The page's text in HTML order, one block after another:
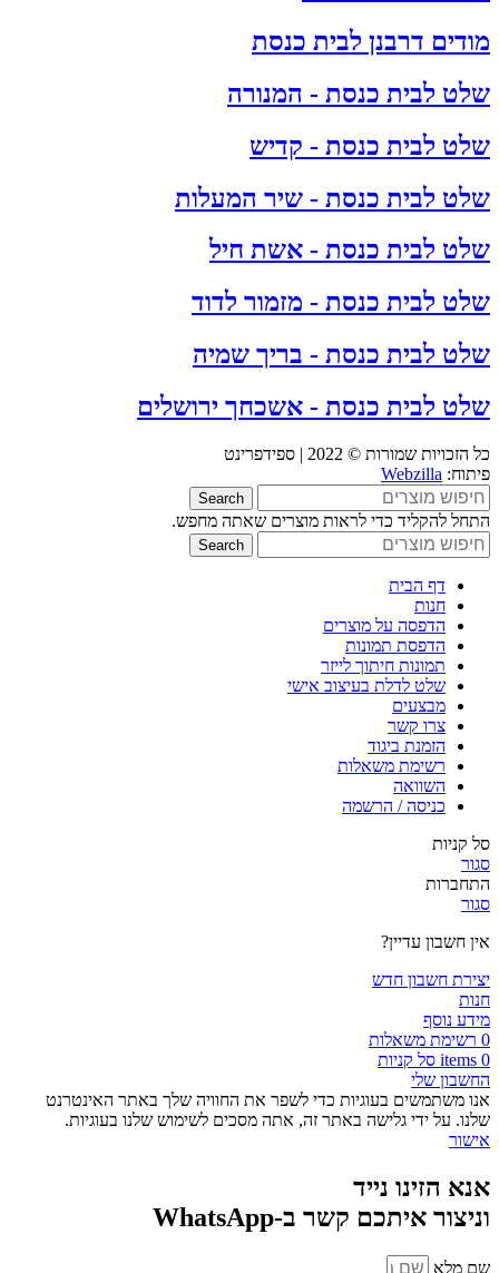
מודים דרבנן לבית כנסת
שלט לבית כנסת - המנורה
שלט לבית כנסת - קדיש
שלט לבית כנסת - שיר המעלות
שלט לבית כנסת - אשת חיל
שלט לבית כנסת - מזמור לדוד
שלט לבית כנסת - בריך שמיה
שלט לבית כנסת - אשכחך ירושלים
כל הזכויות שמורות © 2022 | ספידפרינט
פיתוח: Webzilla
Search
התחל להקליד כדי לראות מוצרים שאתה מחפש.
Search
דף הבית
חנות
הדפסה על מוצרים
הדפסת תמונות
תמונות חיתוך לייזר
שלט לדלת בעיצוב אישי
מבצעים
צרו קשר
הזמנת ביגוד
רשימת משאלות
השוואה
כניסה / הרשמה
סל קניות
סגור
התחברות
סגור
אין חשבון עדיין?
יצירת חשבון חדש
חנות
מידע נוסף
0 רשימת משאלות
0
items סל קניות
החשבון שלי
אנו משתמשים בעוגיות כדי לשפר את החוויה שלך באתר האינטרנט
שלנו. על ידי גלישה באתר זה, אתה מסכים לשימוש שלנו בעוגיות.
אישור
אנא הזינו נייד
וניצור איתכם קשר ב-WhatsApp
שם מלא